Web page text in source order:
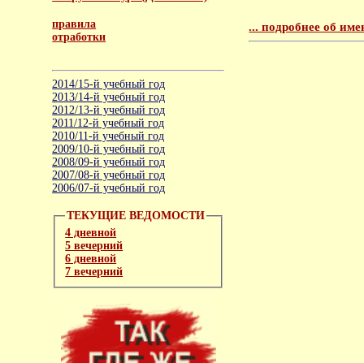
правила
отработки
2014/15-й учебный год
2013/14-й учебный год
2012/13-й учебный год
2011/12-й учебный год
2010/11-й учебный год
2009/10-й учебный год
2008/09-й учебный год
2007/08-й учебный год
2006/07-й учебный год
ТЕКУЩИЕ ВЕДОМОСТИ
4 дневной
5 вечерний
6 дневной
7 вечерний
... подробнее об